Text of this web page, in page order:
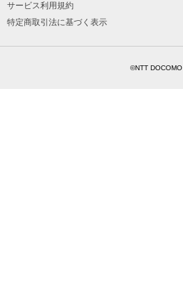
サービス利用規約
特定商取引法に基づく表示
©NTT DOCOMO